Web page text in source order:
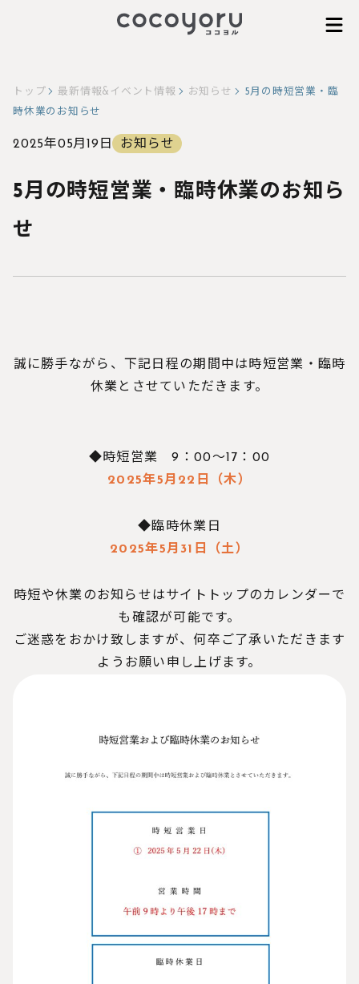
content
トップ 最新情報&イベント情報 お知らせ
5月の時短営業・臨
時休業のお知らせ
2025年05月19日 お知らせ
5月の時短営業・臨時休業のお知ら
せ
誠に勝手ながら、下記日程の期間中は時短営業・臨時
休業とさせていただきます。
◆時短営業 9：00～17：00
2025年5月22日（木）
◆臨時休業日
2025年5月31日（土）
時短や休業のお知らせはサイトトップのカレンダーで
も確認が可能です。
ご迷惑をおかけ致しますが、何卒ご了承いただきます
ようお願い申し上げます。